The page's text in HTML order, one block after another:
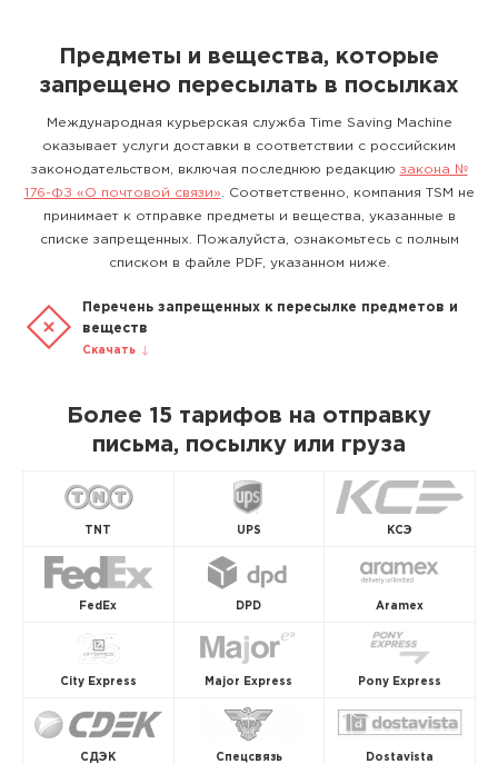
Предметы и вещества, которые
запрещено пересылать в посылках
Международная курьерская служба Time Saving Machine
оказывает услуги доставки в соответствии с российским
законодательством, включая последнюю редакцию закона №
176-ФЗ «О почтовой связи» . Соответственно, компания TSM не
принимает к отправке предметы и вещества, указанные в
списке запрещенных. Пожалуйста, ознакомьтесь с полным
списком в файле PDF, указанном ниже.
Перечень запрещенных к пересылке предметов и
веществ
Скачать
Более 15 тарифов на отправку
письма, посылку или груза
TNT UPS КСЭ
FedEx DPD Aramex
City Express Major Express Pony Express
СДЭК Спецсвязь Dostavista